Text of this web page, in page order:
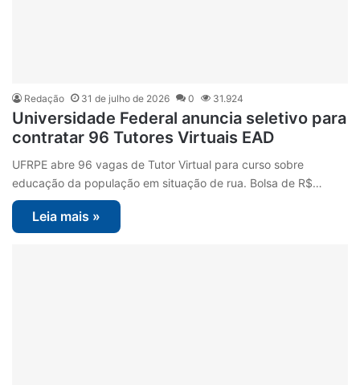
Redação 31 de julho de 2026 0 31.924
Universidade Federal anuncia seletivo para
contratar 96 Tutores Virtuais EAD
UFRPE abre 96 vagas de Tutor Virtual para curso sobre
educação da população em situação de rua. Bolsa de R$…
Leia mais »